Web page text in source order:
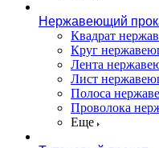
Нержавеющий
Квадрат
Круг
Лента
Лист
Полоса
Проволока
Еще